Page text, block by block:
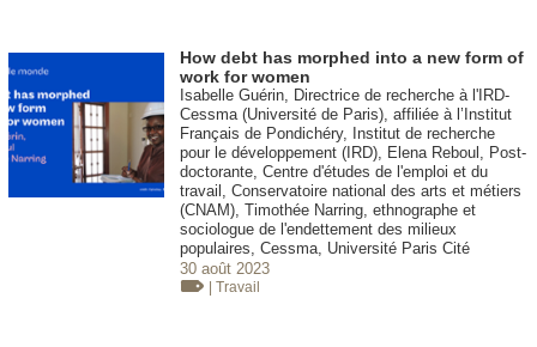
How debt has morphed into a new form of
work for women
Isabelle Guérin, Directrice de recherche à l'IRD-
Cessma (Université de Paris), affiliée à l’Institut
Français de Pondichéry, Institut de recherche
pour le développement (IRD), Elena Reboul, Post-
doctorante, Centre d'études de l'emploi et du
travail, Conservatoire national des arts et métiers
(CNAM), Timothée Narring, ethnographe et
sociologue de l'endettement des milieux
populaires, Cessma, Université Paris Cité
30 août 2023
| Travail